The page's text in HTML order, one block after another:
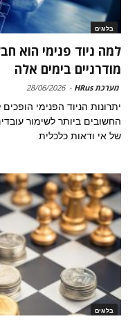
בלוגים
למה ניוד פנימי הוא
מודרניים בימים אלה
מערכת HRus -
28/06/2026
יתרונות הניוד הפנימי
החשובים ביותר לשימור
של אי ודאות כלכלית
בלוגים